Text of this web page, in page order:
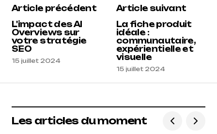
Article précédent
L'impact des AI
Overviews sur
votre stratégie
SEO
15 juillet 2024
Article suivant
La fiche produit
idéale :
communautaire,
expérientielle et
visuelle
15 juillet 2024
Les articles du moment